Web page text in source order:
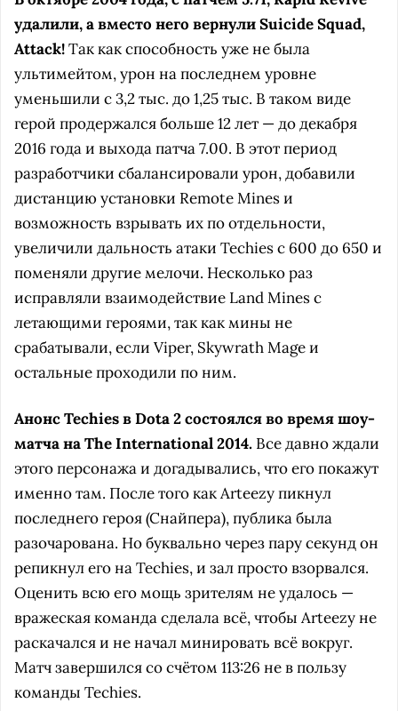
удалили, а вместо него вернули Suicide Squad,
Attack!Так как способность уже не была
ультимейтом, урон на последнем уровне
уменьшили с 3,2 тыс. до 1,25 тыс. В таком виде
герой продержался больше 12 лет — до декабря
2016 года и выхода патча 7.00. В этот период
разработчики сбалансировали урон, добавили
дистанцию установки Remote Mines и
возможность взрывать их по отдельности,
увеличили дальность атаки Techies с 600 до 650 и
поменяли другие мелочи. Несколько раз
исправляли взаимодействие Land Mines с
летающими героями, так как мины не
срабатывали, если Viper, Skywrath Mage и
остальные проходили по ним.
Анонс Techies в Dota 2 состоялся во время шоу-
матча на The International 2014. Все давно ждали
этого персонажа и догадывались, что его покажут
именно там. После того как Arteezy пикнул
последнего героя (Снайпера), публика была
разочарована. Но буквально через пару секунд он
репикнул его на Techies, и зал просто взорвался.
Оценить всю его мощь зрителям не удалось —
вражеская команда сделала всё, чтобы Arteezy не
раскачался и не начал минировать всё вокруг.
Матч завершился со счётом 113:26 не в пользу
команды Techies.